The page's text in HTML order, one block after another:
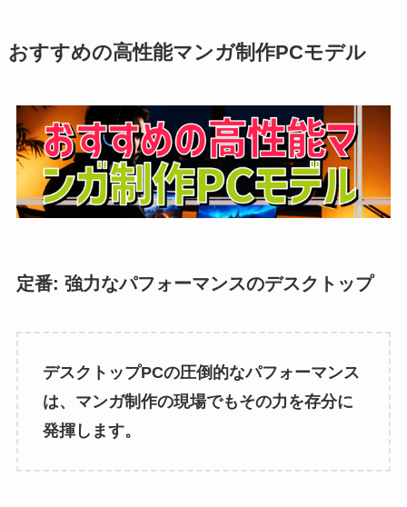
おすすめの高性能マンガ制作PCモデル
定番: 強力なパフォーマンスのデスクトップ
デスクトップPCの圧倒的なパフォーマンス
は、マンガ制作の現場でもその力を存分に
発揮します。